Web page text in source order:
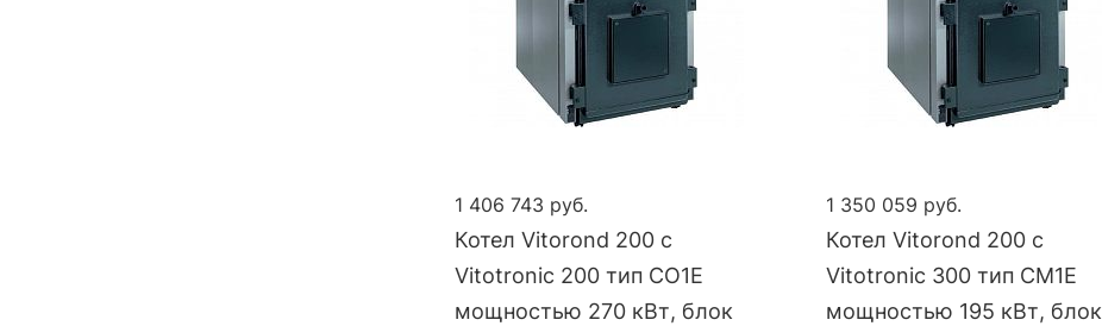
1 406 743 руб.
Котел Vitorond 200 с
Vitotronic 200 тип CO1E
мощностью 270 кВт, блок
1 350 059 руб.
Котел Vitorond 200 с
Vitotronic 300 тип CM1E
мощностью 195 кВт, блок